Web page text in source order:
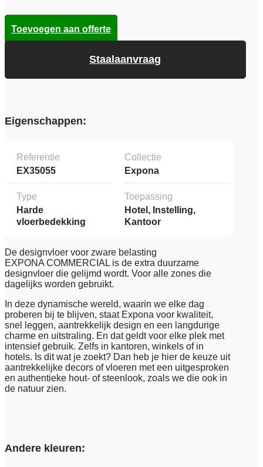
Staalaanvraag
Toevoegen aan offerte
Eigenschappen:
Referentie
EX35055
Collectie
Expona
Type
Harde
vloerbedekking
Toepassing
Hotel, Instelling,
Kantoor
De designvloer voor zware belasting
EXPONA COMMERCIAL is de extra duurzame
designvloer die gelijmd wordt. Voor alle zones die
dagelijks worden gebruikt.
In deze dynamische wereld, waarin we elke dag
proberen bij te blijven, staat Expona voor kwaliteit,
snel leggen, aantrekkelijk design en een langdurige
charme en uitstraling. En dat geldt voor elke plek met
intensief gebruik. Zelfs in kantoren, winkels of in
hotels. Is dit wat je zoekt? Dan heb je hier de keuze uit
aantrekkelijke decors of vloeren met een uitgesproken
en authentieke hout- of steenlook, zoals we die ook in
de natuur zien.
Andere kleuren: